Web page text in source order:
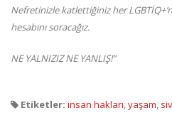
Nefretinizle katlettiğiniz her
hesabını soracağız.
NE YALNIZIZ NE YANLIŞ!”
Etiketler: insan hakları,yaşam,